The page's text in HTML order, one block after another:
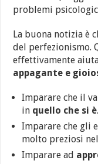
problemi
La buona notizia è
del perfezionismo.
effettivamente
appagante e
Imparare che il
in quello che si è.
Imparare che gli
molto preziosi
Imparare ad